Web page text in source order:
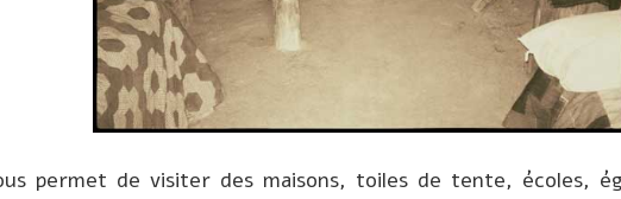
permet de visiter des maisons, toiles de tente, écoles,